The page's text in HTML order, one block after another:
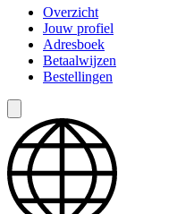
Overzicht
Jouw profiel
Adresboek
Betaalwijzen
Bestellingen